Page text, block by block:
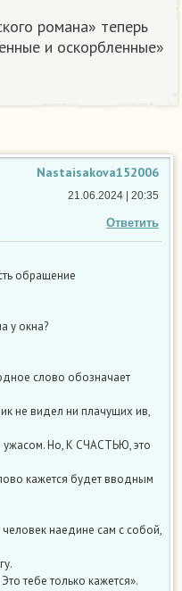
романа» теперь
и оскорбленные»
Nastaisakova152006
Ответить
21.06.2024 | 20:35
обращение
у окна?
слово обозначает
не видел ни плачущих ив,
ужасом. Но, К СЧАСТЬЮ, это
кажется будет вводным
наедине сам с собой,
тебе только кажется».